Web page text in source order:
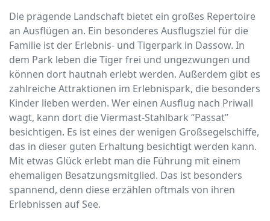
Die prägende Landschaft bietet ein großes Repertoire
an Ausflügen an. Ein besonderes Ausflugsziel für die
Familie ist der Erlebnis- und Tigerpark in Dassow. In
dem Park leben die Tiger frei und ungezwungen und
können dort hautnah erlebt werden. Außerdem gibt es
zahlreiche Attraktionen im Erlebnispark, die besonders
Kinder lieben werden. Wer einen Ausflug nach Priwall
wagt, kann dort die Viermast-Stahlbark “Passat”
besichtigen. Es ist eines der wenigen Großsegelschiffe,
das in dieser guten Erhaltung besichtigt werden kann.
Mit etwas Glück erlebt man die Führung mit einem
ehemaligen Besatzungsmitglied. Das ist besonders
spannend, denn diese erzählen oftmals von ihren
Erlebnissen auf See.